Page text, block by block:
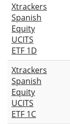
Xtrackers
Spanish
Equity
UCITS
ETF 1D
Xtrackers
Spanish
Equity
UCITS
ETF 1C